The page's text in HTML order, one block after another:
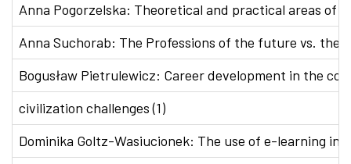
Anna Pogorzelska: Theoretical and practical areas of
Anna Suchorab: The Professions of the future vs. the
Bogusław Pietrulewicz: Career development in the
civilization challenges (1)
Dominika Goltz-Wasiucionek: The use of e-learning in